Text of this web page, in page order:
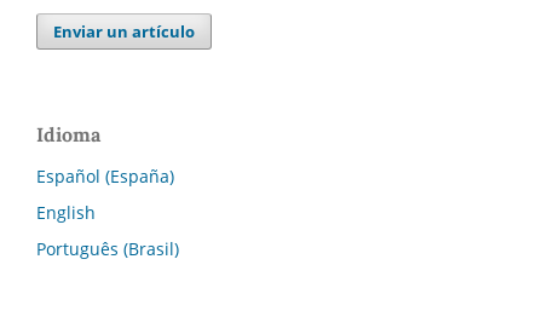
Enviar un artículo
Idioma
Español (España)
English
Português (Brasil)